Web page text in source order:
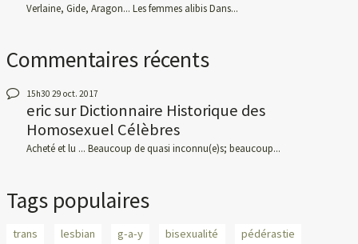
Verlaine, Gide, Aragon... Les femmes alibis Dans...
Commentaires récents
15h30 29 oct. 2017
ericsurDictionnaire Historique des
Homosexuel Célèbres
Acheté et lu ... Beaucoup de quasi inconnu(e)s; beaucoup...
Tags populaires
trans lesbian g-a-y bisexualité
pédérastie